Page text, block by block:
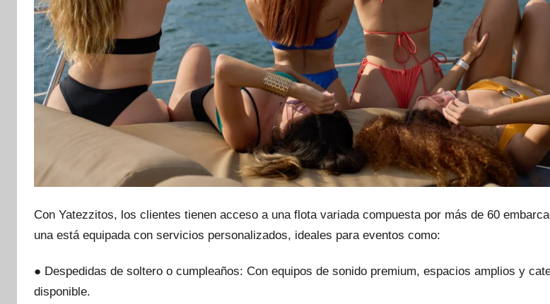
Con Yatezzitos, los clientes tienen acceso a una flota variada compuesta por más de 60
una está equipada con servicios personalizados, ideales para eventos como:
● Despedidas de soltero o cumpleaños: Con equipos de sonido premium, espacios amplios y
disponible.